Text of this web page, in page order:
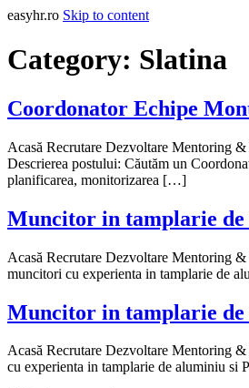
easyhr.ro Skip to content
Category: Slatina
Coordonator Echipe
Acasă Recrutare Dezvoltare Mentoring
Descrierea postului: Căutăm un
planificarea, monitorizarea […]
Muncitor in tamplarie
Acasă Recrutare Dezvoltare Mentoring
muncitori cu experienta in tamplarie de
Muncitor in tamplarie
Acasă Recrutare Dezvoltare Mentoring
cu experienta in tamplarie de aluminiu si